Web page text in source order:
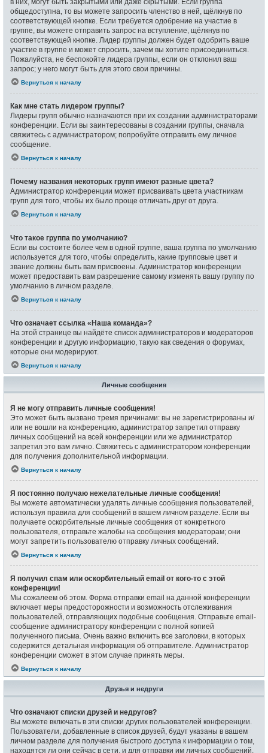
общедоступна, то вы можете запросить членство в ней, щёлкнув по
соответствующей кнопке. Если требуется одобрение на участие в
группе, вы можете отправить запрос на вступление, щёлкнув по
соответствующей кнопке. Лидер группы должен будет одобрить ваше
участие в группе и может спросить, зачем вы хотите присоединиться.
Пожалуйста, не беспокойте лидера группы, если он отклонил ваш
запрос; у него могут быть для этого свои причины.
Вернуться к началу
Как мне стать лидером группы?
Лидеры групп обычно назначаются при их создании администраторами
конференции. Если вы заинтересованы в создании группы, сначала
свяжитесь с администратором; попробуйте отправить ему личное
сообщение.
Вернуться к началу
Почему названия некоторых групп имеют разные цвета?
Администратор конференции может присваивать цвета участникам
групп для того, чтобы их было проще отличать друг от друга.
Вернуться к началу
Что такое группа по умолчанию?
Если вы состоите более чем в одной группе, ваша группа по умолчанию
используется для того, чтобы определить, какие групповые цвет и
звание должны быть вам присвоены. Администратор конференции
может предоставить вам разрешение самому изменять вашу группу по
умолчанию в личном разделе.
Вернуться к началу
Что означает ссылка «Наша команда»?
На этой странице вы найдёте список администраторов и модераторов
конференции и другую информацию, такую как сведения о форумах,
которые они модерируют.
Вернуться к началу
Личные сообщения
Я не могу отправить личные сообщения!
Это может быть вызвано тремя причинами: вы не зарегистрированы и/
или не вошли на конференцию, администратор запретил отправку
личных сообщений на всей конференции или же администратор
запретил это вам лично. Свяжитесь с администратором конференции
для получения дополнительной информации.
Вернуться к началу
Я постоянно получаю нежелательные личные сообщения!
Вы можете автоматически удалять личные сообщения пользователей,
используя правила для сообщений в вашем личном разделе. Если вы
получаете оскорбительные личные сообщения от конкретного
пользователя, отправьте жалобы на сообщения модераторам; они
могут запретить пользователю отправку личных сообщений.
Вернуться к началу
Я получил спам или оскорбительный email от кого-то с этой
конференции!
Мы сожалеем об этом. Форма отправки email на данной конференции
включает меры предосторожности и возможность отслеживания
пользователей, отправляющих подобные сообщения. Отправьте email-
сообщение администратору конференции с полной копией
полученного письма. Очень важно включить все заголовки, в которых
содержится детальная информация об отправителе. Администратор
конференции сможет в этом случае принять меры.
Вернуться к началу
Друзья и недруги
Что означают списки друзей и недругов?
Вы можете включать в эти списки других пользователей конференции.
Пользователи, добавленные в список друзей, будут указаны в вашем
личном разделе для получения быстрого доступа к информации о том,
находятся ли они сейчас в сети, и для отправки им личных сообщений.